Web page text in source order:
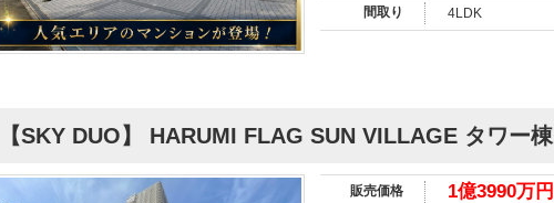
間取り 4LDK
【SKY DUO】 HARUMI FLAG SUN VILLAGE タワー棟
販売価格 1億3990万円